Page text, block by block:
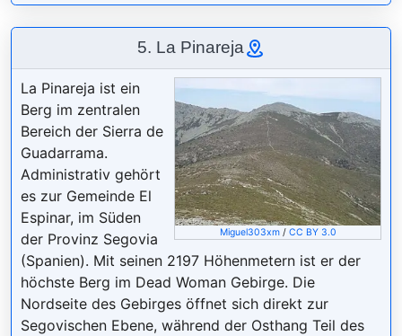
5. La Pinareja
Miguel303xm/ CC BY 3.0
La Pinareja ist ein
Berg im zentralen
Bereich der Sierra de
Guadarrama.
Administrativ gehört
es zur Gemeinde El
Espinar, im Süden
der Provinz Segovia
(Spanien). Mit seinen 2197 Höhenmetern ist er der
höchste Berg im Dead Woman Gebirge. Die
Nordseite des Gebirges öffnet sich direkt zur
Segovischen Ebene, während der Osthang Teil des